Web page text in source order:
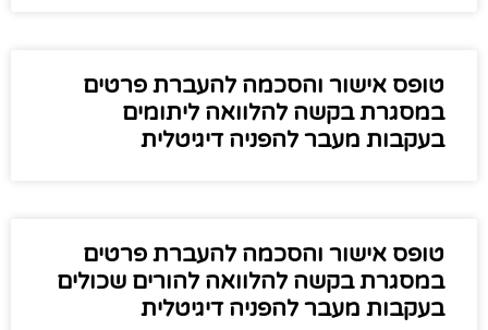
טופס אישור והסכמה להעברת פרטים
במסגרת בקשה להלוואה ליתומים
בעקבות מעבר להפניה דיגיטלית
טופס אישור והסכמה להעברת פרטים
במסגרת בקשה להלוואה להורים שכולים
בעקבות מעבר להפניה דיגיטלית